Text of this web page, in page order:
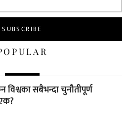
विश्वका सबैभन्दा चुनौतीपूर्ण